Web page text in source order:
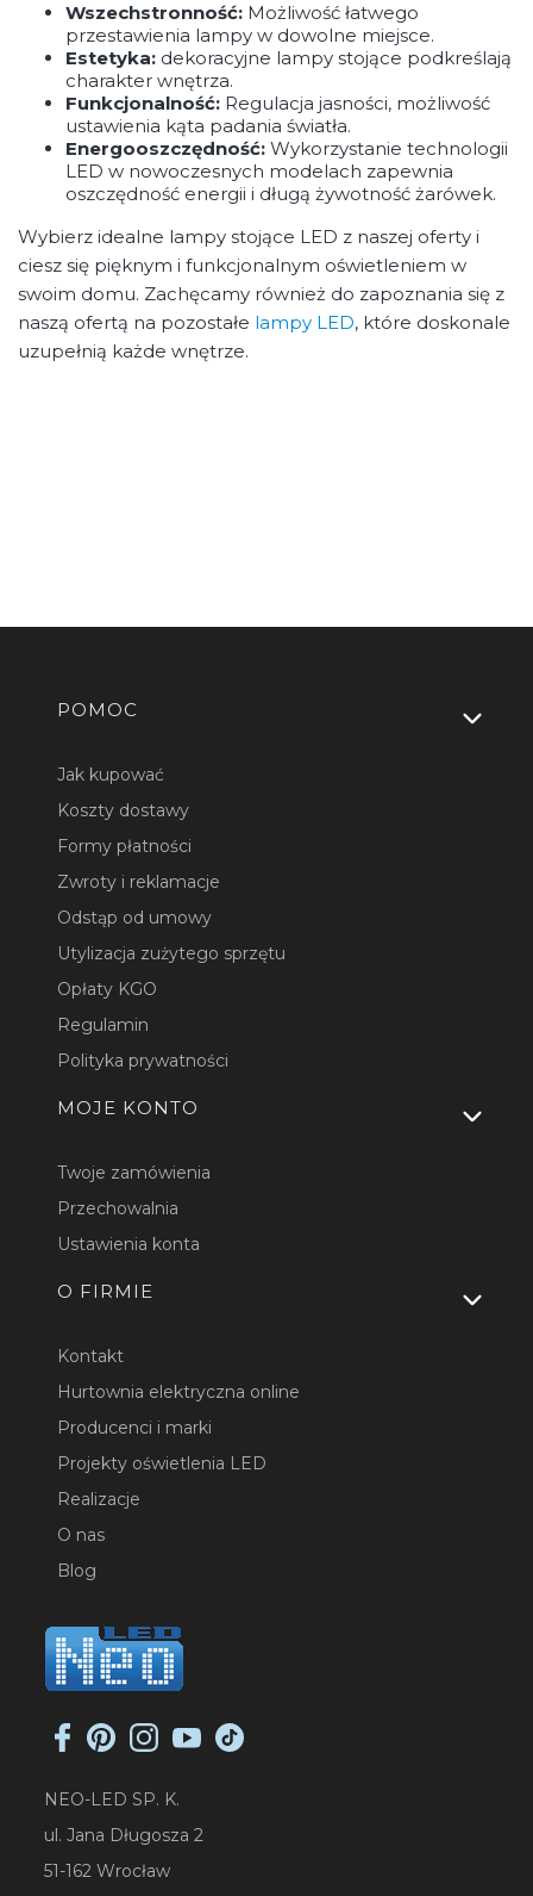
Wszechstronność: Możliwość łatwego
przestawienia lampy w dowolne miejsce.
Estetyka: dekoracyjne lampy stojące podkreślają
charakter wnętrza.
Funkcjonalność: Regulacja jasności, możliwość
ustawienia kąta padania światła.
Energooszczędność: Wykorzystanie technologii
LED w nowoczesnych modelach zapewnia
oszczędność energii i długą żywotność żarówek.
Wybierz idealne lampy stojące LED z naszej oferty i
ciesz się pięknym i funkcjonalnym oświetleniem w
swoim domu. Zachęcamy również do zapoznania się z
naszą ofertą na pozostałe lampy LED, które doskonale
uzupełnią każde wnętrze.
Linki w stopce
POMOC
Jak kupować
Koszty dostawy
Formy płatności
Zwroty i reklamacje
Odstąp od umowy
Utylizacja zużytego sprzętu
Opłaty KGO
Regulamin
Polityka prywatności
MOJE KONTO
Twoje zamówienia
Przechowalnia
Ustawienia konta
O FIRMIE
Kontakt
Hurtownia elektryczna online
Producenci i marki
Projekty oświetlenia LED
Realizacje
O nas
Blog
NEO-LED SP. K.
ul. Jana Długosza 2
51-162 Wrocław